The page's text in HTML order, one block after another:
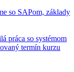
práca so systémom